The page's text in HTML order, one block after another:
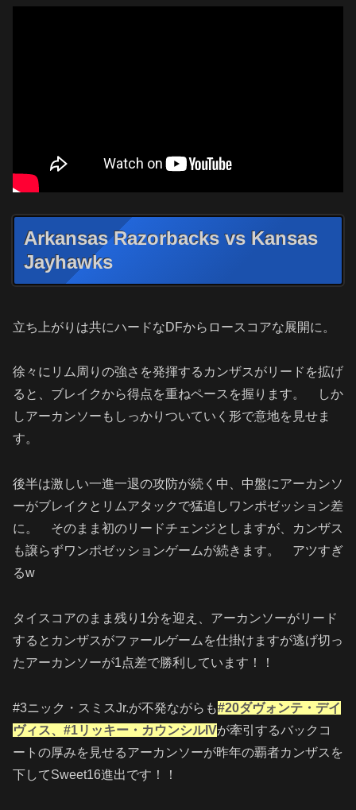
Arkansas Razorbacks vs Kansas
Jayhawks
立ち上がりは共にハードなDFからロースコアな展開に。
徐々にリム周りの強さを発揮するカンザスがリードを拡げ
ると、ブレイクから得点を重ねペースを握ります。 しか
しアーカンソーもしっかりついていく形で意地を見せま
す。
後半は激しい一進一退の攻防が続く中、中盤にアーカンソ
ーがブレイクとリムアタックで猛追しワンポゼッション差
に。 そのまま初のリードチェンジとしますが、カンザス
も譲らずワンポゼッションゲームが続きます。 アツすぎ
るw
タイスコアのまま残り1分を迎え、アーカンソーがリード
するとカンザスがファールゲームを仕掛けますが逃げ切っ
たアーカンソーが1点差で勝利しています！！
#3ニック・スミスJr.が不発ながらも#20ダヴォンテ・デイ
ヴィス、#1リッキー・カウンシルIVが牽引するバックコ
ートの厚みを見せるアーカンソーが昨年の覇者カンザスを
下してSweet16進出です！！